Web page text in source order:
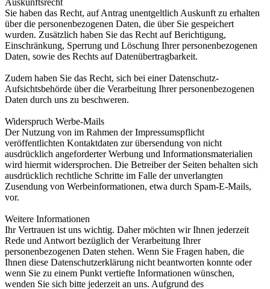
Auskunftsrecht
Sie haben das Recht, auf Antrag unentgeltlich Auskunft zu erhalten
über die personenbezogenen Daten, die über Sie gespeichert
wurden. Zusätzlich haben Sie das Recht auf Berichtigung,
Einschränkung, Sperrung und Löschung Ihrer personenbezogenen
Daten, sowie des Rechts auf Datenübertragbarkeit.
Zudem haben Sie das Recht, sich bei einer Datenschutz-
Aufsichtsbehörde über die Verarbeitung Ihrer personenbezogenen
Daten durch uns zu beschweren.
Widerspruch Werbe-Mails
Der Nutzung von im Rahmen der Impressumspflicht
veröffentlichten Kontaktdaten zur übersendung von nicht
ausdrücklich angeforderter Werbung und Informationsmaterialien
wird hiermit widersprochen. Die Betreiber der Seiten behalten sich
ausdrücklich rechtliche Schritte im Falle der unverlangten
Zusendung von Werbeinformationen, etwa durch Spam-E-Mails,
vor.
Weitere Informationen
Ihr Vertrauen ist uns wichtig. Daher möchten wir Ihnen jederzeit
Rede und Antwort bezüglich der Verarbeitung Ihrer
personenbezogenen Daten stehen. Wenn Sie Fragen haben, die
Ihnen diese Datenschutzerklärung nicht beantworten konnte oder
wenn Sie zu einem Punkt vertiefte Informationen wünschen,
wenden Sie sich bitte jederzeit an uns. Aufgrund des